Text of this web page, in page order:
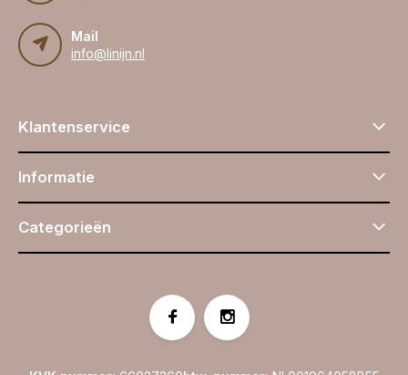
Mail
info@linijn.nl
Klantenservice
Informatie
Categorieën